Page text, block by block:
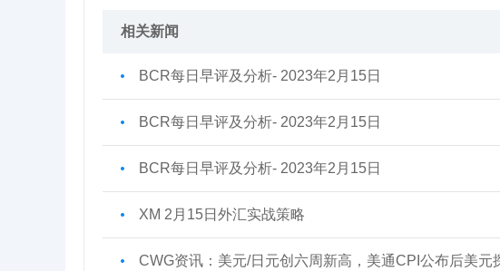
相关新闻
BCR每日早评及分析- 2023年2月15日
BCR每日早评及分析- 2023年2月15日
BCR每日早评及分析- 2023年2月15日
XM 2月15日外汇实战策略
CWG资讯：美元/日元创六周新高，美通CPI公布后美元